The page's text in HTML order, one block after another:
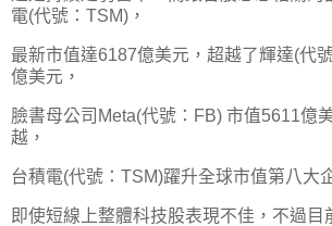
電(代號：TSM)，
最新市值達6187億美元，超越了輝達(代
億美元，
臉書母公司Meta(代號：FB) 市值5611億
越，
台積電(代號：TSM)躍升全球市值第八大
即使短線上整體科技股表現不佳，不過目